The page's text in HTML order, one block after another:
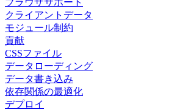
クライアントデータ
モジュール制約
貢献
CSSファイル
データローディング
データ書き込み
依存関係の最適化
デプロイ